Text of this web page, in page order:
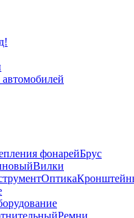
автомобилей
фонарейБрус
Вилки
Оптика
Ремни